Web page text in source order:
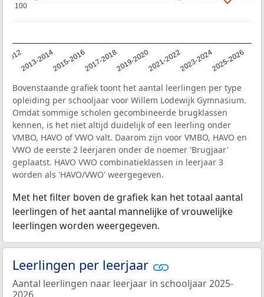
20122013-20142015-20162017-20182019-20202021-20222023-20242025-2026
100
100
Bovenstaande grafiek toont het aantal leerlingen per type
opleiding per schooljaar voor Willem Lodewijk Gymnasium.
Omdat sommige scholen gecombineerde brugklassen
kennen, is het niet altijd duidelijk of een leerling onder
VMBO, HAVO of VWO valt. Daarom zijn voor VMBO, HAVO en
VWO de eerste 2 leerjaren onder de noemer 'Brugjaar'
geplaatst. HAVO VWO combinatieklassen in leerjaar 3
worden als 'HAVO/VWO' weergegeven.
Met het filter boven de grafiek kan het totaal aantal
leerlingen of het aantal mannelijke of vrouwelijke
leerlingen worden weergegeven.
Leerlingen per leerjaar
Aantal leerlingen naar leerjaar in schooljaar 2025-
2026.